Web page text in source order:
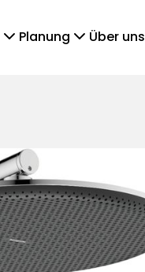
chevronDown Planung chevronDown Über uns